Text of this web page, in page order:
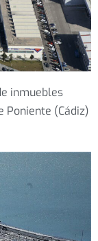
inmuebles
Poniente (Cádiz)